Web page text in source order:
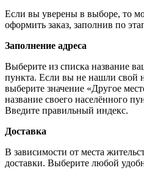
Если вы уверены в выборе, то
оформить заказ, заполнив по
Заполнение адреса
Выберите из списка название
пункта. Если вы не нашли свой
выберите значение «Другое
название своего населённого
Введите правильный индекс.
Доставка
В зависимости от места
доставки. Выберите любой